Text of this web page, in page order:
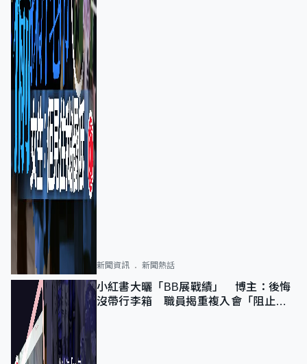
新聞資訊 新聞熱話
小紅書大曬「BB展戰績」 博主：後悔
沒帶行李箱 職員揭重複入會「阻止唔